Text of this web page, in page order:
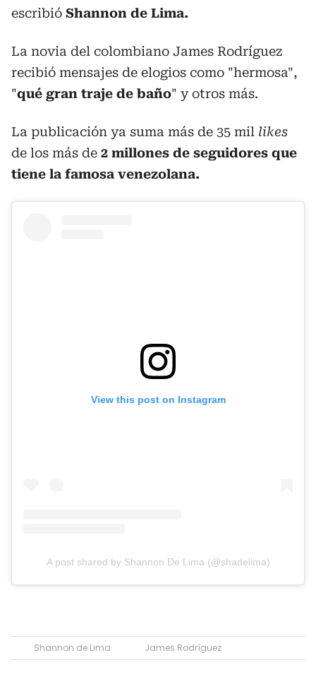
escribió Shannon de Lima.
La novia del colombiano James Rodríguez
recibió mensajes de elogios como "hermosa",
"qué gran traje de baño" y otros más.
La publicación ya suma más de 35 mil likes
de los más de 2 millones de seguidores que
tiene la famosa venezolana.
View this post on Instagram
A post shared by Shannon De Lima (@shadelima)
Shannon de Lima James Rodríguez